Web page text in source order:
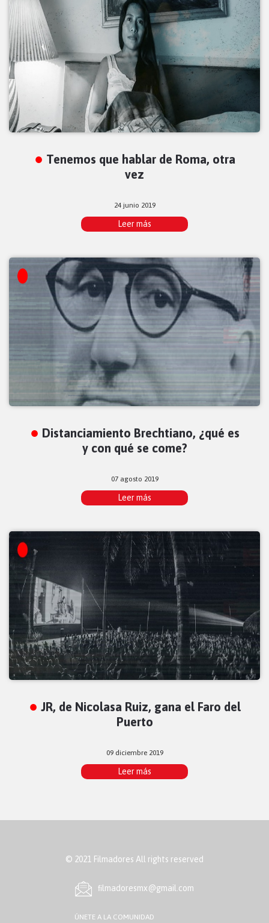
Tenemos que hablar de Roma, otra
vez
24 junio 2019
Leer más
Distanciamiento Brechtiano, ¿qué es
y con qué se come?
07 agosto 2019
Leer más
JR, de Nicolasa Ruiz, gana el Faro del
Puerto
09 diciembre 2019
Leer más
© 2021 Filmadores All rights reserved
ﬁlmadoresmx@gmail.com
ÚNETE A LA COMUNIDAD